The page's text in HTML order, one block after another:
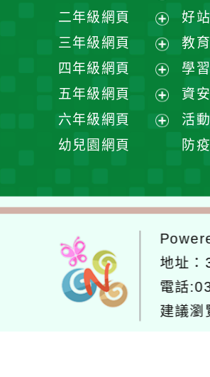
展
開
選
單
二年級網頁
展
開
選
單
三年級網頁
展
開
選
單
四年級網頁
展
開
選
五年級網頁
展
開
六年級網頁
單
幼兒園網頁
好
教
學
資
活
防
地址：
電話
建議